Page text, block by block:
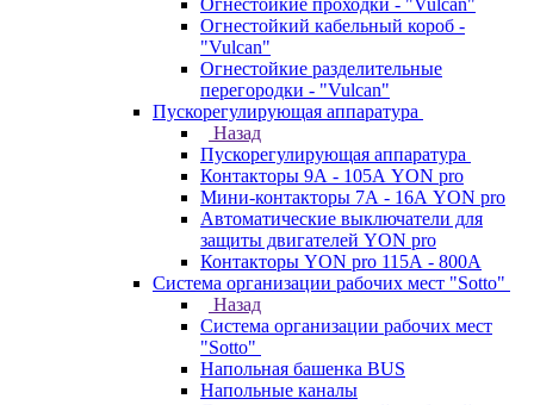
Огнестойкие проходки - "Vulcan"
Огнестойкий кабельный короб -
"Vulcan"
Огнестойкие разделительные
перегородки - "Vulcan"
Пускорегулирующая аппаратура
Назад
Пускорегулирующая аппаратура
Контакторы 9А - 105А YON pro
Мини-контакторы 7А - 16А YON pro
Автоматические выключатели для
защиты двигателей YON pro
Контакторы YON pro 115А - 800А
Система организации рабочих мест "Sotto"
Назад
Система организации рабочих мест
"Sotto"
Напольная башенка BUS
Напольные каналы